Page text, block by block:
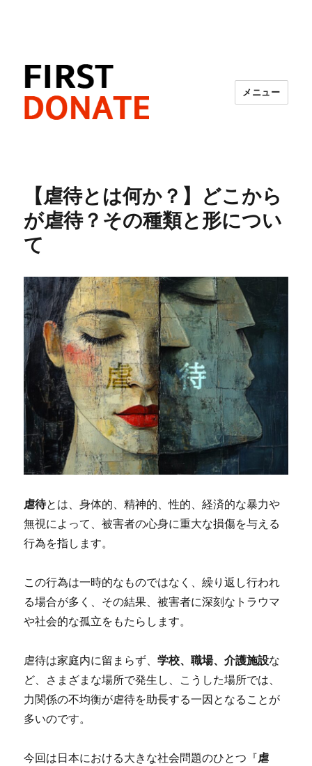
メニュー
【虐待とは何か？】どこから
が虐待？その種類と形につい
て
虐待とは、身体的、精神的、性的、経済的な暴力や
無視によって、被害者の心身に重大な損傷を与える
行為を指します。
この行為は一時的なものではなく、繰り返し行われ
る場合が多く、その結果、被害者に深刻なトラウマ
や社会的な孤立をもたらします。
虐待は家庭内に留まらず、学校、職場、介護施設な
ど、さまざまな場所で発生し、こうした場所では、
力関係の不均衡が虐待を助長する一因となることが
多いのです。
今回は日本における大きな社会問題のひとつ『虐